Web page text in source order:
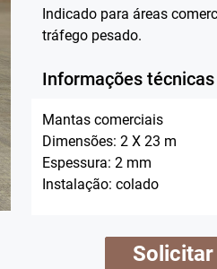
Indicado para áreas
tráfego pesado.
Informações técnicas
Mantas comerciais
Dimensões: 2 X 23 m
Espessura: 2 mm
Instalação: colado